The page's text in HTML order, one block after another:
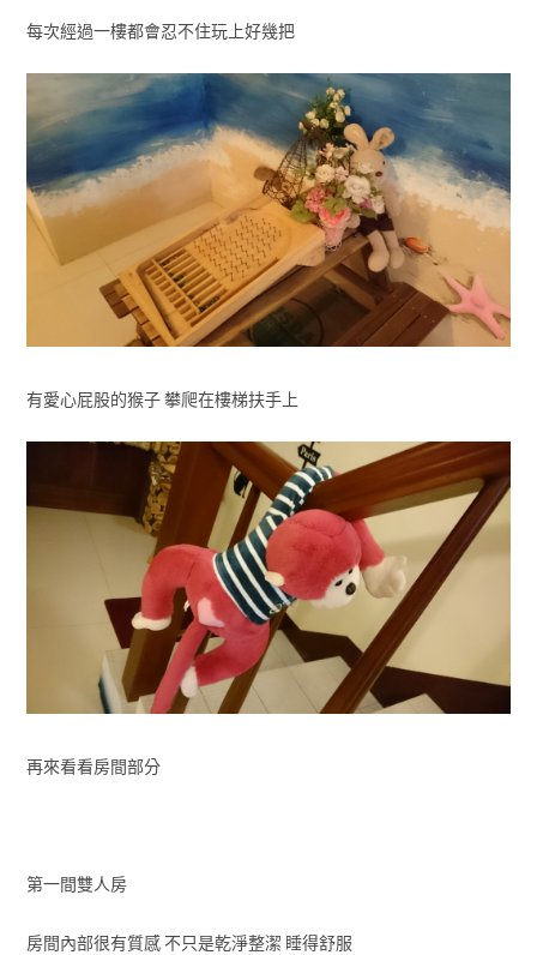
每次經過一樓都會忍不住玩上好幾把
有愛心屁股的猴子 攀爬在樓梯扶手上
再來看看房間部分
第一間雙人房
房間內部很有質感 不只是乾淨整潔 睡得舒服